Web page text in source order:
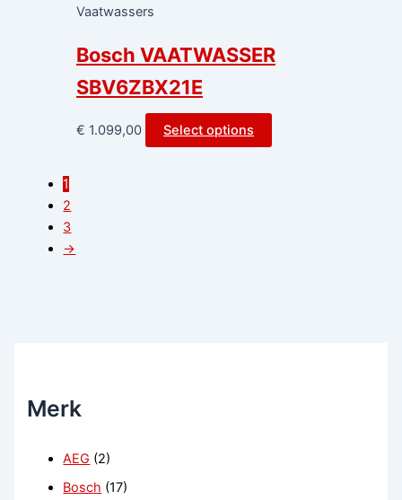
Vaatwassers
Bosch VAATWASSER
SBV6ZBX21E
€ 1.099,00 Select options
1
2
3
→
Merk
AEG (2)
Bosch (17)